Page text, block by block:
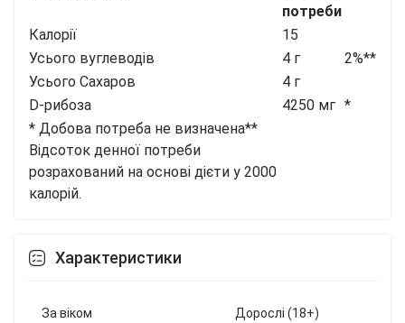
потреби
Калорії
15
Усього вуглеводів
4 г
2%**
Усього Сахаров
4 г
D-рибоза
4250 мг *
* Добова потреба не визначена**
Відсоток денної потреби
розрахований на основі дієти у 2000
калорій.
Характеристики
За віком Дорослі (18+)